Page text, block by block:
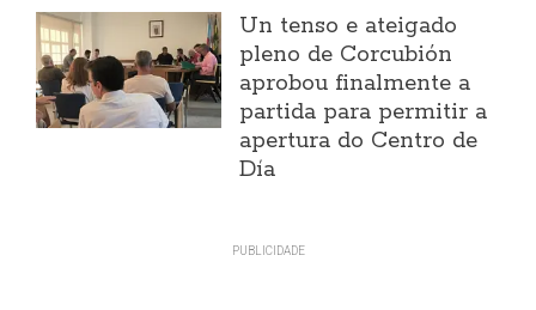
Un tenso e ateigado
pleno de Corcubión
aprobou finalmente a
partida para permitir a
apertura do Centro de
Día